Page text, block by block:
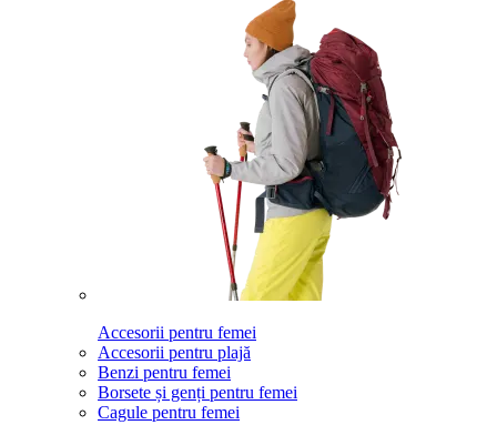
Accesorii pentru femei
Accesorii pentru plajă
Benzi pentru femei
Borsete și genți pentru femei
Cagule pentru femei